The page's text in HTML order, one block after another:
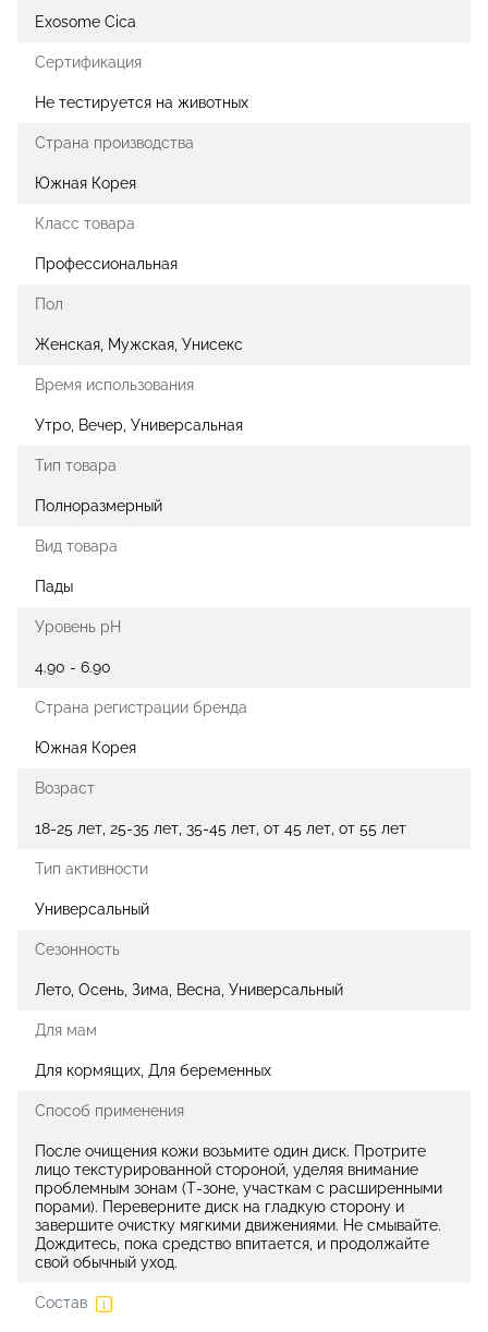
Exosome Cica
Сертификация
Не тестируется на животных
Страна производства
Южная Корея
Класс товара
Профессиональная
Пол
Женская, Мужская, Унисекс
Время использования
Утро, Вечер, Универсальная
Тип товара
Полноразмерный
Вид товара
Пады
Уровень pH
4.90 - 6.90
Страна регистрации бренда
Южная Корея
Возраст
18-25 лет, 25-35 лет, 35-45 лет, от 45 лет, от 55 лет
Тип активности
Универсальный
Сезонность
Лето, Осень, Зима, Весна, Универсальный
Для мам
Для кормящих, Для беременных
Способ применения
После очищения кожи возьмите один диск. Протрите
лицо текстурированной стороной, уделяя внимание
проблемным зонам (Т-зоне, участкам с расширенными
порами). Переверните диск на гладкую сторону и
завершите очистку мягкими движениями. Не смывайте.
Дождитесь, пока средство впитается, и продолжайте
свой обычный уход.
Состав